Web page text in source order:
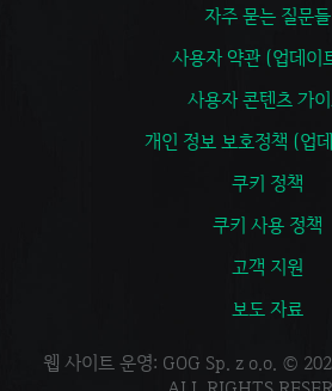
자주 묻는 질문들
사용자 약관 (업데이
사용자 콘텐츠 가
개인 정보 보호정책 (업
쿠키 정책
쿠키 사용 정책
고객 지원
보도 자료
웹 사이트 운영: GOG Sp. z o.o. ©